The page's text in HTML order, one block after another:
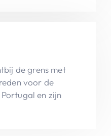
de grens met
voor de
en zijn